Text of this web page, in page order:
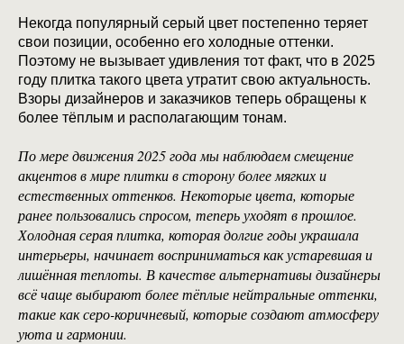
Некогда популярный серый цвет постепенно теряет
свои позиции, особенно его холодные оттенки.
Поэтому не вызывает удивления тот факт, что в 2025
году плитка такого цвета утратит свою актуальность.
Взоры дизайнеров и заказчиков теперь обращены к
более тёплым и располагающим тонам.
По мере движения 2025 года мы наблюдаем смещение
акцентов в мире плитки в сторону более мягких и
естественных оттенков. Некоторые цвета, которые
ранее пользовались спросом, теперь уходят в прошлое.
Холодная серая плитка, которая долгие годы украшала
интерьеры, начинает восприниматься как устаревшая и
лишённая теплоты. В качестве альтернативы дизайнеры
всё чаще выбирают более тёплые нейтральные оттенки,
такие как серо-коричневый, которые создают атмосферу
уюта и гармонии.